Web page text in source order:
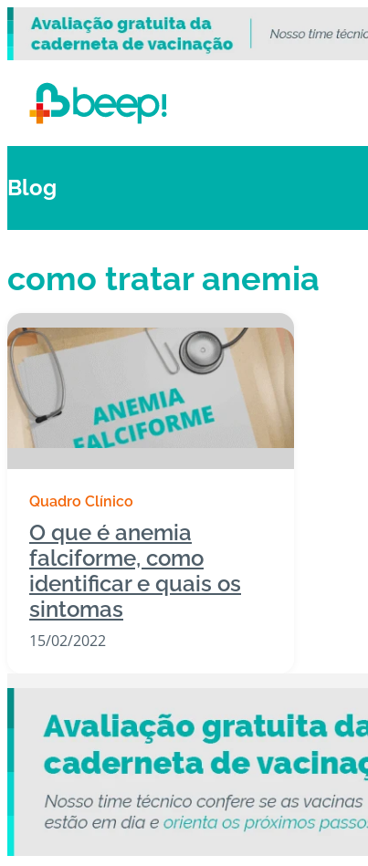
Blog
como tratar anemia
Quadro Clínico
O que é anemia
falciforme, como
identificar e quais os
sintomas
15/02/2022